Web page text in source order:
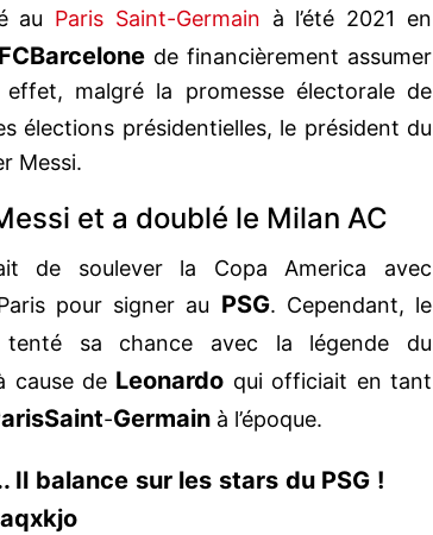
au Paris Saint-Germain à l’été 2021 en
FCBarcelone de financièrement assumer
malgré la promesse électorale de
élections présidentielles, le président du
Messi.
et a doublé le Milan AC
de soulever la Copa America avec
pour signer au PSG. Cependant, le
sa chance avec la légende du
cause de Leonardo qui officiait en tant
Saint-Germain à l’époque.
Il balance sur les stars du PSG !